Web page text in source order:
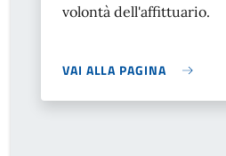
volontà dell'affittuario.
VAI ALLA PAGINA